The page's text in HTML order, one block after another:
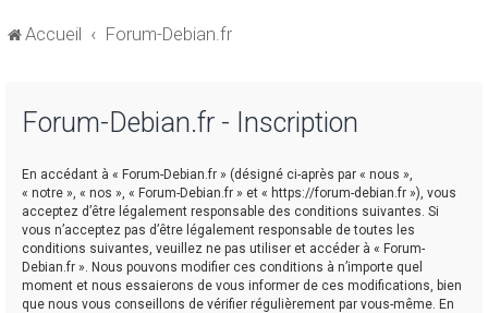
Accueil Forum-Debian.fr
Forum-Debian.fr - Inscription
En accédant à « Forum-Debian.fr » (désigné ci-après par « nous »,
« notre », « nos », « Forum-Debian.fr » et « https://forum-debian.fr »), vous
acceptez d’être légalement responsable des conditions suivantes. Si
vous n’acceptez pas d’être légalement responsable de toutes les
conditions suivantes, veuillez ne pas utiliser et accéder à « Forum-
Debian.fr ». Nous pouvons modifier ces conditions à n’importe quel
moment et nous essaierons de vous informer de ces modifications, bien
que nous vous conseillons de vérifier régulièrement par vous-même. En